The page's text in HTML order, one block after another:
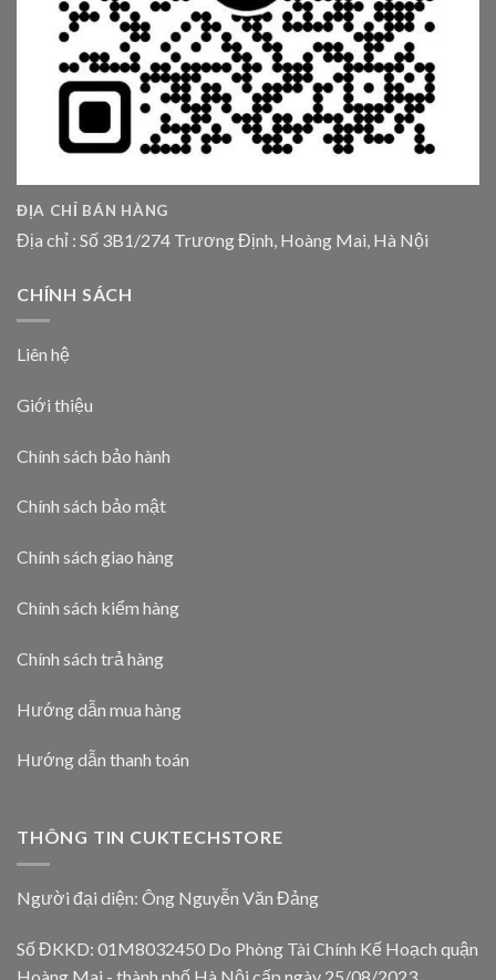
ĐỊA CHỈ BÁN HÀNG
Địa chỉ : Số 3B1/274 Trương Định, Hoàng Mai, Hà Nội
CHÍNH SÁCH
Liên hệ
Giới thiệu
Chính sách bảo hành
Chính sách bảo mật
Chính sách giao hàng
Chính sách kiểm hàng
Chính sách trả hàng
Hướng dẫn mua hàng
Hướng dẫn thanh toán
THÔNG TIN CUKTECHSTORE
Người đại diện: Ông Nguyễn Văn Đảng
Số ĐKKD: 01M8032450 Do Phòng Tài Chính Kế Hoạch quận
Hoàng Mai - thành phố Hà Nội cấp ngày 25/08/2023